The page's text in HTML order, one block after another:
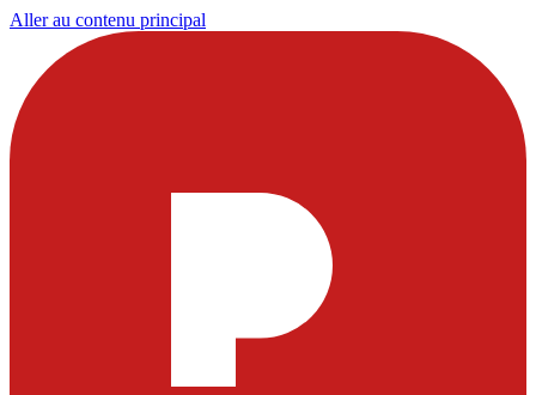
Aller au contenu principal